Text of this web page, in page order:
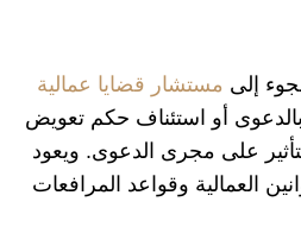
إلى مستشار قضايا عمالية
أو استئناف حكم تعويض
على مجرى الدعوى. ويعود
العمالية وقواعد المرافعات